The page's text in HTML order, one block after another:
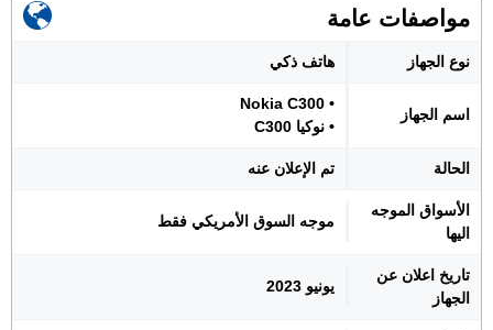
مواصفات عامة
نوع الجهاز هاتف ذكي
اسم الجهاز
• Nokia C300
• نوكيا C300
الحالة تم الإعلان عنه
الأسواق الموجه
اليها
موجه السوق الأمريكي فقط
تاريخ اعلان عن
الجهاز
يونيو 2023